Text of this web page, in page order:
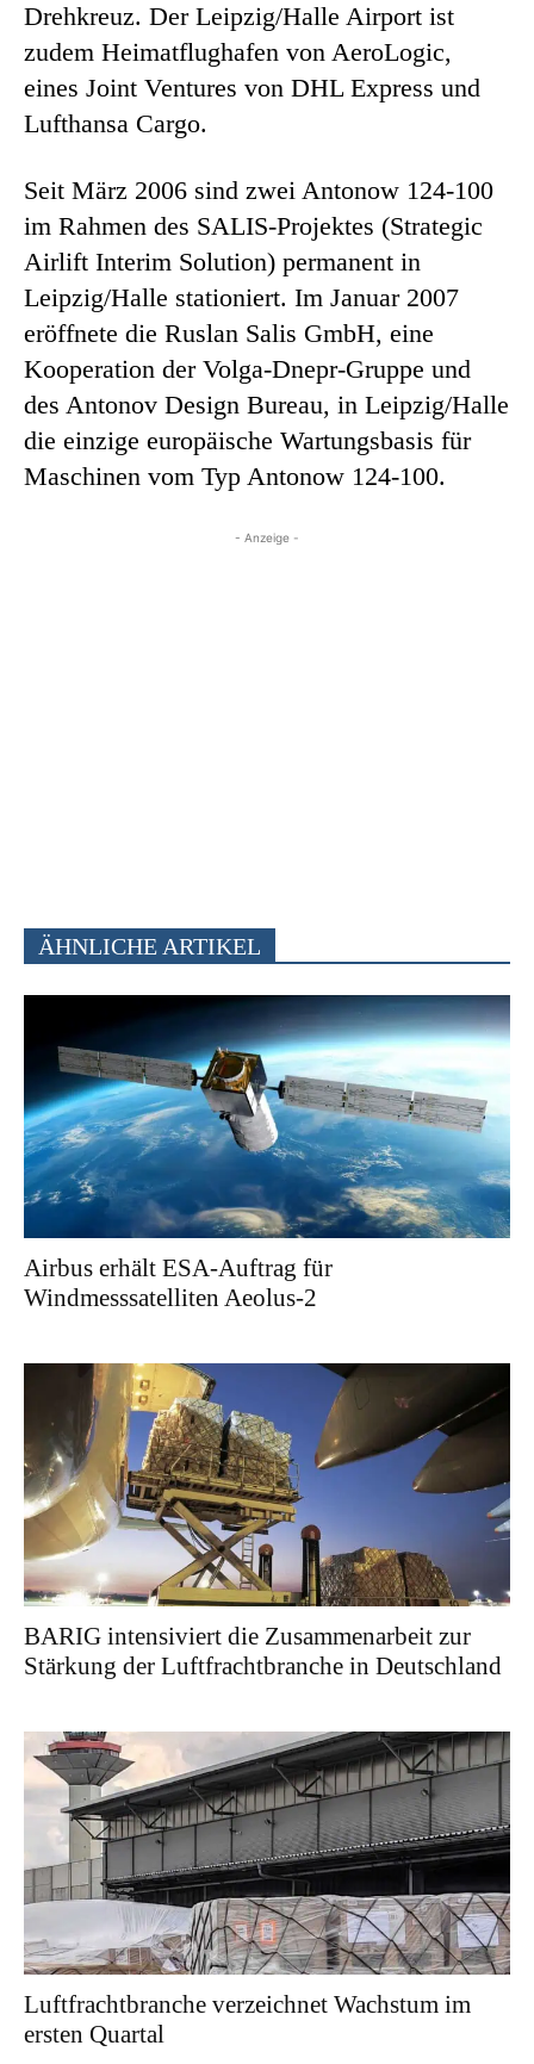
Drehkreuz. Der Leipzig/Halle Airport ist
zudem Heimatflughafen von AeroLogic,
eines Joint Ventures von DHL Express und
Lufthansa Cargo.
Seit März 2006 sind zwei Antonow 124-100
im Rahmen des SALIS-Projektes (Strategic
Airlift Interim Solution) permanent in
Leipzig/Halle stationiert. Im Januar 2007
eröffnete die Ruslan Salis GmbH, eine
Kooperation der Volga-Dnepr-Gruppe und
des Antonov Design Bureau, in Leipzig/Halle
die einzige europäische Wartungsbasis für
Maschinen vom Typ Antonow 124-100.
- Anzeige -
ÄHNLICHE ARTIKEL
Airbus erhält ESA-Auftrag für
Windmesssatelliten Aeolus-2
BARIG intensiviert die Zusammenarbeit zur
Stärkung der Luftfrachtbranche in Deutschland
Luftfrachtbranche verzeichnet Wachstum im
ersten Quartal